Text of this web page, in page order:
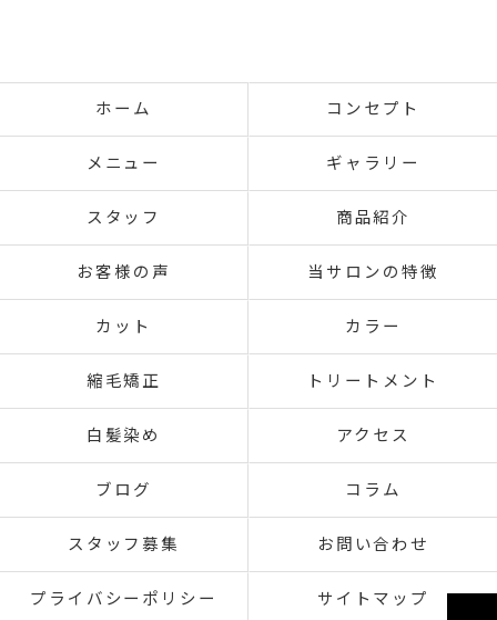
ホーム コンセプト
メニュー ギャラリー
スタッフ 商品紹介
お客様の声 当サロンの特徴
カット カラー
縮毛矯正 トリートメント
白髪染め アクセス
ブログ コラム
スタッフ募集 お問い合わせ
プライバシーポリシー サイトマップ